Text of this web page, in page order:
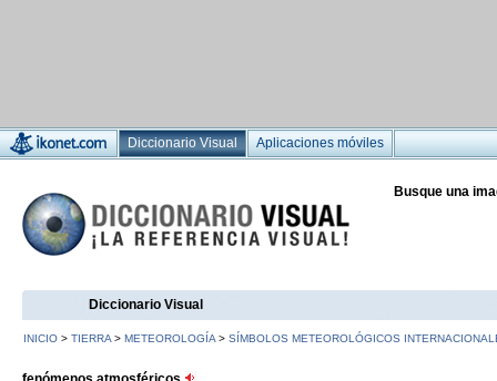
Diccionario Visual Aplicaciones móviles
Busque una
Diccionario Visual
INICIO > TIERRA > METEOROLOGÍA > SÍMBOLOS METEOROLÓGICOS